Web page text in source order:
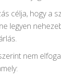
célja, hogy a
legyen
nem